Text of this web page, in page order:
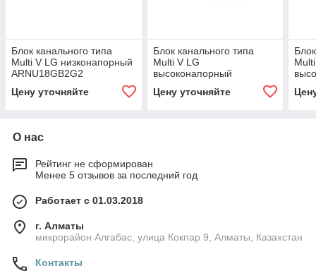
Блок канального типа
Multi V LG низконапорный
ARNU18GB2G2
Цену уточняйте
Блок канального типа
Multi V LG
высоконапорный
Цену уточняйте
О нас
Рейтинг не сформирован
Менее 5 отзывов за последний год
Работает с 01.03.2018
г. Алматы
микрорайон Алгабас, улица Кокпар 9, Алматы, Казахстан
Контакты